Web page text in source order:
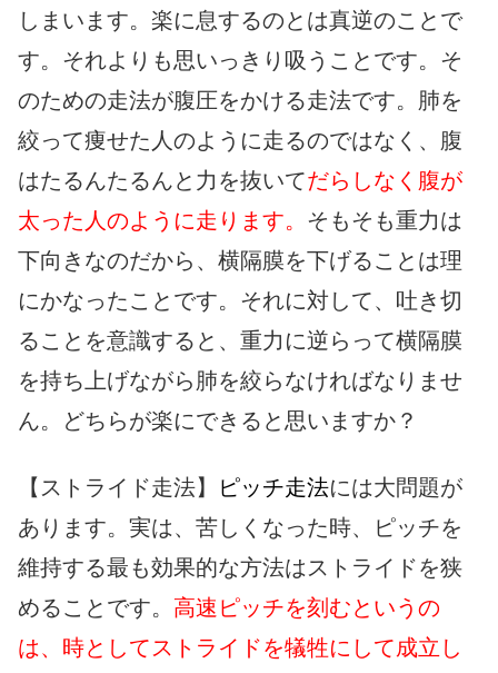
しまいます。楽に息するのとは真逆のことで
す。それよりも思いっきり吸うことです。そ
のための走法が腹圧をかける走法です。肺を
絞って痩せた人のように走るのではなく、腹
はたるんたるんと力を抜いてだらしなく腹が
太った人のように走ります。 そもそも重力は
下向きなのだから、横隔膜を下げることは理
にかなったことです。それに対して、吐き切
ることを意識すると、重力に逆らって横隔膜
を持ち上げながら肺を絞らなければなりませ
ん。どちらが楽にできると思いますか？
【ストライド走法】 ピッチ走法には大問題が
あります。実は、苦しくなった時、ピッチを
維持する最も効果的な方法はストライドを狭
めることです。 高速ピッチを刻むというの
は、時としてストライドを犠牲にして成立し